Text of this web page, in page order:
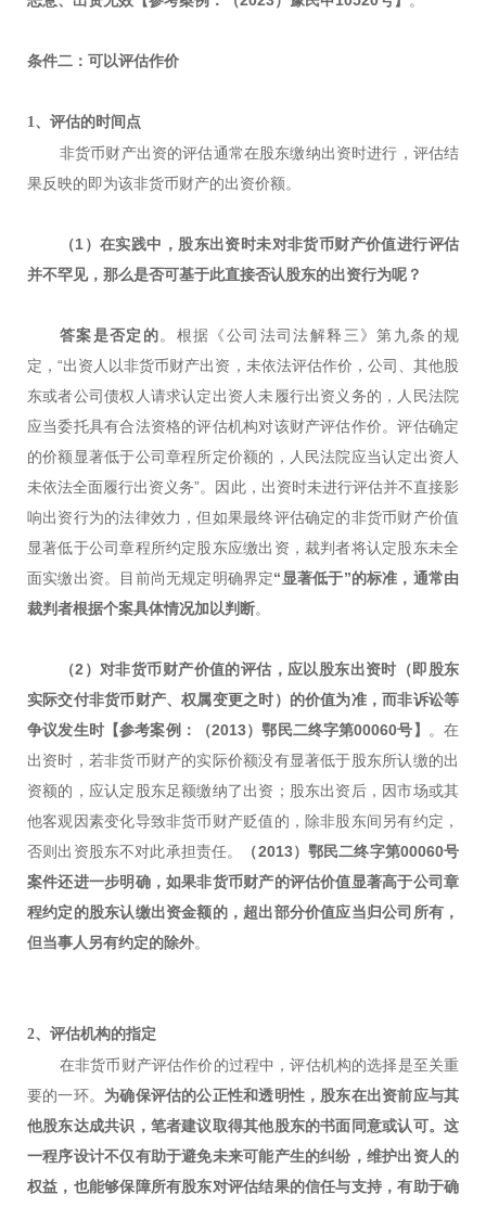
条件二：可以评估作价
1、评估的时间点
非货币财产出资的评估通常在股东缴纳出资时进行，评估结
果反映的即为该非货币财产的出资价额。
（1）在实践中，股东出资时未对非货币财产价值进行评估
并不罕见，那么是否可基于此直接否认股东的出资行为呢？
答案是否定的。根据《公司法司法解释三》第九条的规
定，“出资人以非货币财产出资，未依法评估作价，公司、其他股
东或者公司债权人请求认定出资人未履行出资义务的，人民法院
应当委托具有合法资格的评估机构对该财产评估作价。评估确定
的价额显著低于公司章程所定价额的，人民法院应当认定出资人
未依法全面履行出资义务”。因此，出资时未进行评估并不直接影
响出资行为的法律效力，但如果最终评估确定的非货币财产价值
显著低于公司章程所约定股东应缴出资，裁判者将认定股东未全
面实缴出资。目前尚无规定明确界定“显著低于”的标准，通常由
裁判者根据个案具体情况加以判断。
（2）对非货币财产价值的评估，应以股东出资时（即股东
实际交付非货币财产、权属变更之时）的价值为准，而非诉讼等
争议发生时【参考案例：（2013）鄂民二终字第00060号】
。在
出资时，若非货币财产的实际价额没有显著低于股东所认缴的出
资额的，应认定股东足额缴纳了出资；股东出资后，因市场或其
他客观因素变化导致非货币财产贬值的，除非股东间另有约定，
否则出资股东不对此承担责任。
（2013）鄂民二终字第00060号
案件还进一步明确，如果非货币财产的评估价值显著高于公司章
程约定的股东认缴出资金额的，超出部分价值应当归公司所有，
但当事人另有约定的除外。
2、评估机构的指定
在非货币财产评估作价的过程中，评估机构的选择是至关重
要的一环。 为确保评估的公正性和透明性，股东在出资前应与其
他股东达成共识，笔者建议取得其他股东的书面同意或认可。这
一程序设计不仅有助于避免未来可能产生的纠纷，维护出资人的
权益，也能够保障所有股东对评估结果的信任与支持，有助于确